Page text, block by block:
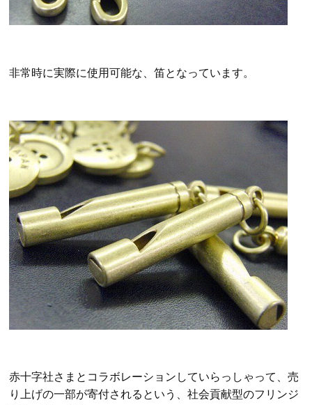
非常時に実際に使用可能な、笛となっています。
赤十字社さまとコラボレーションしていらっしゃって、売
り上げの一部が寄付されるという、社会貢献型のフリンジ